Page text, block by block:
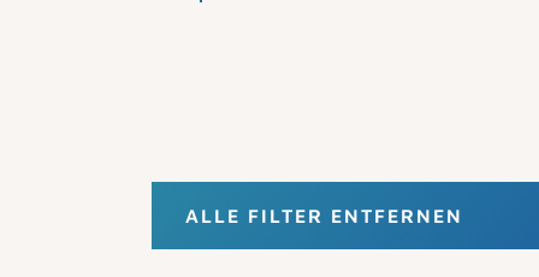
ALLE FILTER ENTFERNEN